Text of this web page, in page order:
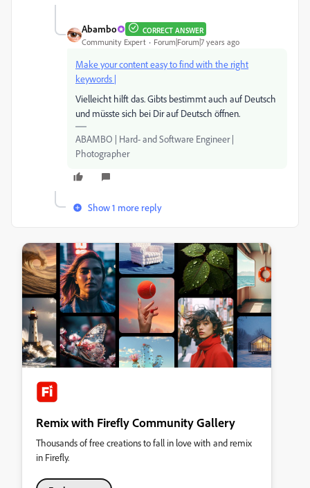
Abambo CORRECT ANSWER
Community Expert Forum|Forum|7 years ago
Make your content easy to find with the right
keywords |
Vielleicht hilft das. Gibts bestimmt auch auf Deutsch
und müsste sich bei Dir auf Deutsch öffnen.
ABAMBO | Hard- and Software Engineer |
Photographer
Show 1 more reply
Remix with Firefly Community Gallery
Thousands of free creations to fall in love with and remix
in Firefly.